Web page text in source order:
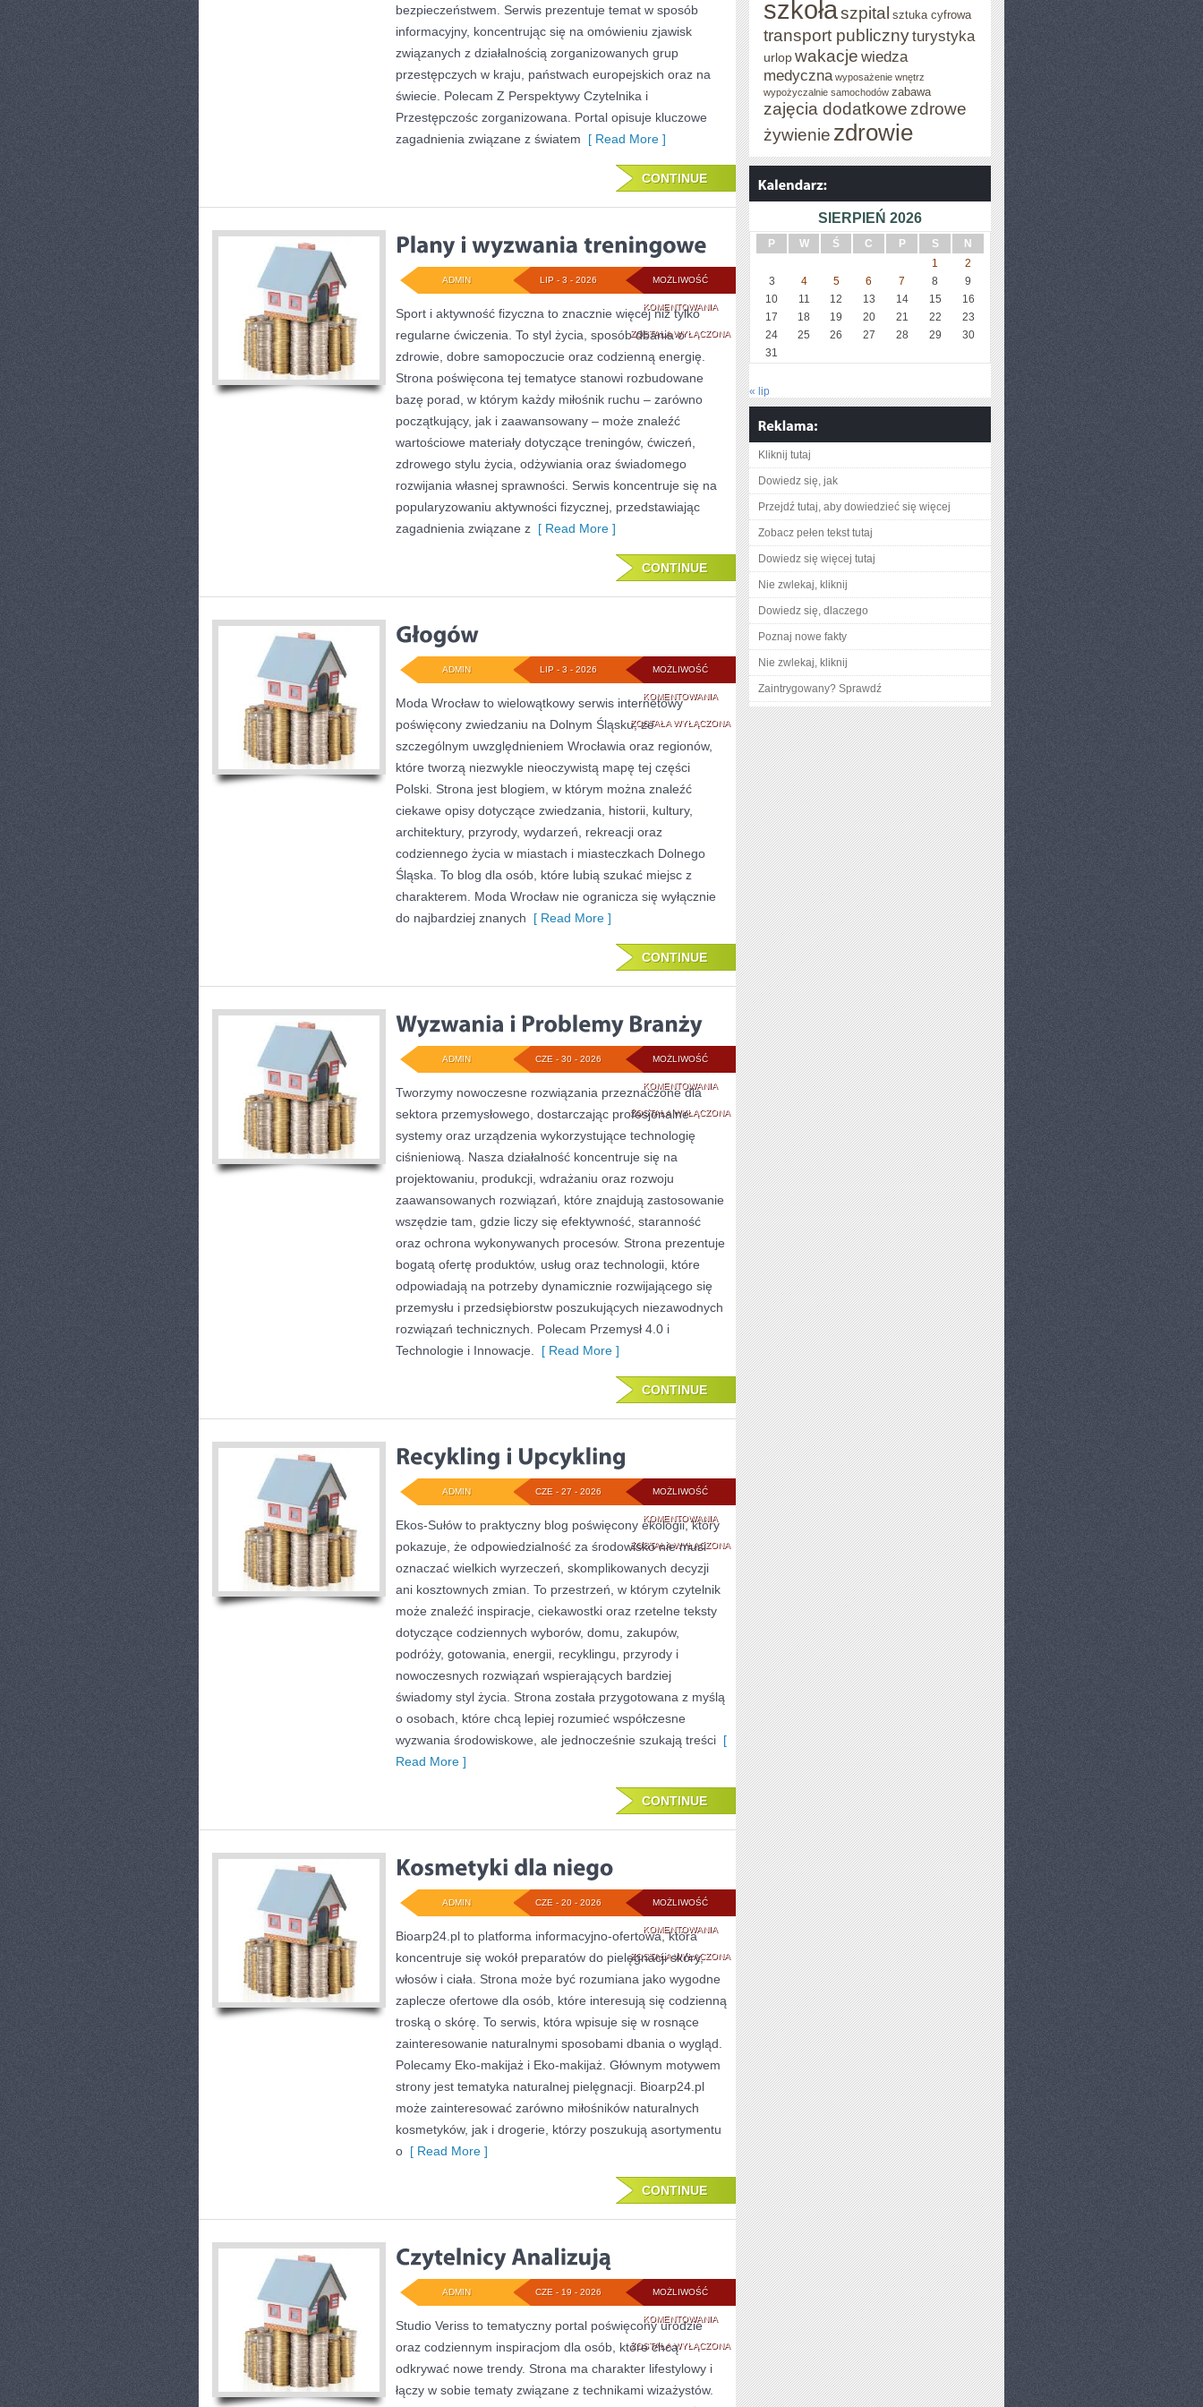
bezpieczeństwem. Serwis prezentuje temat w sposób
informacyjny, koncentrując się na omówieniu zjawisk
związanych z działalnością zorganizowanych grup
przestępczych w kraju, państwach europejskich oraz na
świecie. Polecam Z Perspektywy Czytelnika i
Przestępczośc zorganizowana. Portal opisuje kluczowe
zagadnienia związane z światem [ Read More ]
CONTINUE
MOŻLIWOŚĆ
KOMENTOWANIAPLANY
I
WYZWANIA
TRENINGOWE
ZOSTAŁA WYŁĄCZONA
LIP - 3 - 2026
ADMIN
Sport i aktywność fizyczna to znacznie więcej niż tylko
regularne ćwiczenia. To styl życia, sposób dbania o
zdrowie, dobre samopoczucie oraz codzienną energię.
Strona poświęcona tej tematyce stanowi rozbudowane
bazę porad, w którym każdy miłośnik ruchu – zarówno
początkujący, jak i zaawansowany – może znaleźć
wartościowe materiały dotyczące treningów, ćwiczeń,
zdrowego stylu życia, odżywiania oraz świadomego
rozwijania własnej sprawności. Serwis koncentruje się na
popularyzowaniu aktywności fizycznej, przedstawiając
zagadnienia związane z [ Read More ]
CONTINUE
MOŻLIWOŚĆ
KOMENTOWANIAGŁOGÓW
ZOSTAŁA WYŁĄCZONA
LIP - 3 - 2026
ADMIN
Moda Wrocław to wielowątkowy serwis internetowy
poświęcony zwiedzaniu na Dolnym Śląsku, ze
szczególnym uwzględnieniem Wrocławia oraz regionów,
które tworzą niezwykle nieoczywistą mapę tej części
Polski. Strona jest blogiem, w którym można znaleźć
ciekawe opisy dotyczące zwiedzania, historii, kultury,
architektury, przyrody, wydarzeń, rekreacji oraz
codziennego życia w miastach i miasteczkach Dolnego
Śląska. To blog dla osób, które lubią szukać miejsc z
charakterem. Moda Wrocław nie ogranicza się wyłącznie
do najbardziej znanych [ Read More ]
CONTINUE
MOŻLIWOŚĆ
KOMENTOWANIAWYZWANIA
I
PROBLEMY
BRANŻY
ZOSTAŁA WYŁĄCZONA
CZE - 30 - 2026
ADMIN
Tworzymy nowoczesne rozwiązania przeznaczone dla
sektora przemysłowego, dostarczając profesjonalne
systemy oraz urządzenia wykorzystujące technologię
ciśnieniową. Nasza działalność koncentruje się na
projektowaniu, produkcji, wdrażaniu oraz rozwoju
zaawansowanych rozwiązań, które znajdują zastosowanie
wszędzie tam, gdzie liczy się efektywność, staranność
oraz ochrona wykonywanych procesów. Strona prezentuje
bogatą ofertę produktów, usług oraz technologii, które
odpowiadają na potrzeby dynamicznie rozwijającego się
przemysłu i przedsiębiorstw poszukujących niezawodnych
rozwiązań technicznych. Polecam Przemysł 4.0 i
Technologie i Innowacje.
[ Read More ]
CONTINUE
MOŻLIWOŚĆ
KOMENTOWANIARECYKLING
I
UPCYKLING
ZOSTAŁA WYŁĄCZONA
CZE - 27 - 2026
ADMIN
Ekos-Sułów to praktyczny blog poświęcony ekologii, który
pokazuje, że odpowiedzialność za środowisko nie musi
oznaczać wielkich wyrzeczeń, skomplikowanych decyzji
ani kosztownych zmian. To przestrzeń, w którym czytelnik
może znaleźć inspiracje, ciekawostki oraz rzetelne teksty
dotyczące codziennych wyborów, domu, zakupów,
podróży, gotowania, energii, recyklingu, przyrody i
nowoczesnych rozwiązań wspierających bardziej
świadomy styl życia. Strona została przygotowana z myślą
o osobach, które chcą lepiej rozumieć współczesne
wyzwania środowiskowe, ale jednocześnie szukają treści [
Read More ]
CONTINUE
MOŻLIWOŚĆ
KOMENTOWANIAKOSMETYKI
DLA
NIEGO
ZOSTAŁA WYŁĄCZONA
CZE - 20 - 2026
ADMIN
Bioarp24.pl to platforma informacyjno-ofertowa, która
koncentruje się wokół preparatów do pielęgnacji skóry,
włosów i ciała. Strona może być rozumiana jako wygodne
zaplecze ofertowe dla osób, które interesują się codzienną
troską o skórę. To serwis, która wpisuje się w rosnące
zainteresowanie naturalnymi sposobami dbania o wygląd.
Polecamy Eko-makijaż i Eko-makijaż. Głównym motywem
strony jest tematyka naturalnej pielęgnacji. Bioarp24.pl
może zainteresować zarówno miłośników naturalnych
kosmetyków, jak i drogerie, którzy poszukują asortymentu
o [ Read More ]
CONTINUE
MOŻLIWOŚĆ
KOMENTOWANIACZYTELNICY
ANALIZUJĄ
ZOSTAŁA WYŁĄCZONA
CZE - 19 - 2026
ADMIN
Studio Veriss to tematyczny portal poświęcony urodzie
oraz codziennym inspiracjom dla osób, które chcą
odkrywać nowe trendy. Strona ma charakter lifestylowy i
łączy w sobie tematy związane z technikami wizażystów.
szkołaszpital sztuka cyfrowa
transport publicznyturystyka
urlopwakacje wiedza
medyczna wyposażenie wnętrz
wypożyczalnie samochodów zabawa
zajęcia dodatkowe zdrowe
żywienie zdrowie
SIERPIEŃ 2026
P W Ś C P S
N
1
2
3
4 5 6 7 8
9
10
11 12 13 14 15
16
17
18 19 20 21 22
23
24
25 26 27 28 29
30
31
« lip
Kliknij tutaj
Dowiedz się, jak
Przejdź tutaj, aby dowiedzieć się więcej
Zobacz pełen tekst tutaj
Dowiedz się więcej tutaj
Nie zwlekaj, kliknij
Dowiedz się, dlaczego
Poznaj nowe fakty
Nie zwlekaj, kliknij
Zaintrygowany? Sprawdź